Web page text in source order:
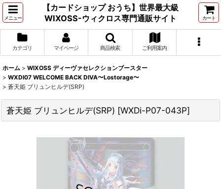
メニュー
【カードショップ おうち】世界最大級
WIXOSS-ウィクロス専門通販サイト
カート
カテゴリ マイページ 商品検索 ご利用案内
ホーム > WIXOSS ディーヴァセレクションブースター
> WXDI07 WELCOME BACK DIVA〜Lostorage〜
> 蒼天姫 ブリュンヒルデ(SRP)
蒼天姫 ブリュンヒルデ(SRP) [WXDi-P07-043P]